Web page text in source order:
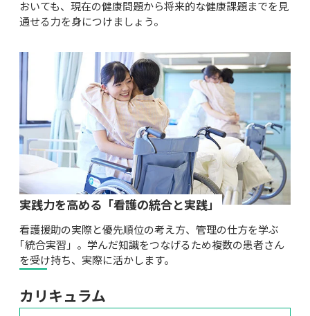
おいても、現在の健康問題から将来的な健康課題までを見
通せる力を身につけましょう。
実践力を高める「看護の統合と実践」
看護援助の実際と優先順位の考え方、管理の仕方を学ぶ
｢統合実習」。学んだ知識をつなげるため複数の患者さん
を受け持ち、実際に活かします。
カリキュラム